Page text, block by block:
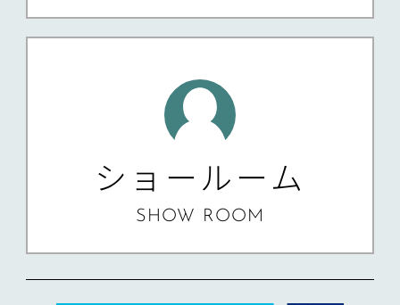
ショールーム
SHOW ROOM